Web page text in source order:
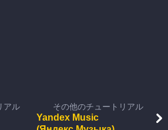
アル その他のチュートリアル
Yandex Music